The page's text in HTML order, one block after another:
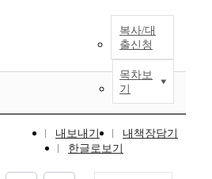
복사/대
출신청
목차보
기
내보내기
내책장담기
한글로보기